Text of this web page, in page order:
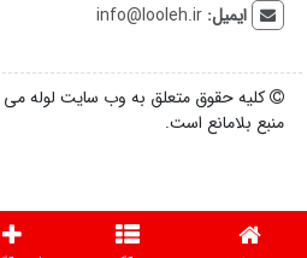
ایمیل:info@looleh.ir
کلیه حقوق متعلق به وب سایت لوله می
منبع بلامانع است.